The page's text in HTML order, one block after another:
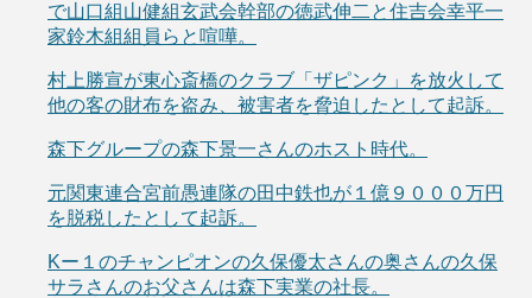
で山口組山健組玄武会幹部の徳武伸二と住吉会幸平一
家鈴木組組員らと喧嘩。
村上勝宣が東心斎橋のクラブ「ザピンク」を放火して
他の客の財布を盗み、被害者を脅迫したとして起訴。
森下グループの森下景一さんのホスト時代。
元関東連合宮前愚連隊の田中鉄也が１億９０００万円
を脱税したとして起訴。
Kー１のチャンピオンの久保優太さんの奥さんの久保
サラさんのお父さんは森下実業の社長。